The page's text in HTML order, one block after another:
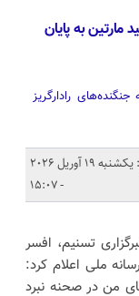
لاکهید مارتین به پایان
اف35 گفت: افسانه جنگنده‌های رادارگریز
تاریخ انتشار : یکشنبه 19 آوریل 2026
- 15:07
تسنیم، افسر
گفت‌وگو با رسانه ملی اعلام کرد:
من در صحنه نبرد